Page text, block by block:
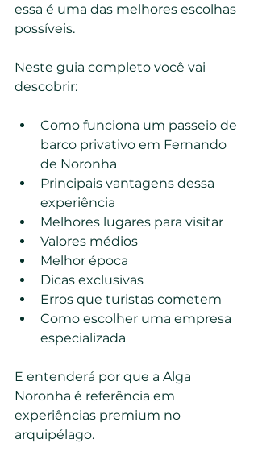
essa é uma das melhores escolhas
possíveis.
Neste guia completo você vai
descobrir:
Como funciona um passeio de
barco privativo em Fernando
de Noronha
Principais vantagens dessa
experiência
Melhores lugares para visitar
Valores médios
Melhor época
Dicas exclusivas
Erros que turistas cometem
Como escolher uma empresa
especializada
E entenderá por que a Alga
Noronha é referência em
experiências premium no
arquipélago.